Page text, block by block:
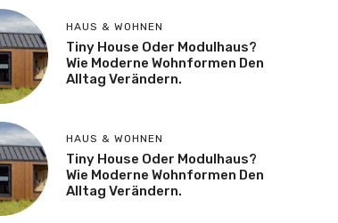
HAUS & WOHNEN
Tiny House Oder Modulhaus?
Wie Moderne Wohnformen Den
Alltag Verändern.
HAUS & WOHNEN
Tiny House Oder Modulhaus?
Wie Moderne Wohnformen Den
Alltag Verändern.